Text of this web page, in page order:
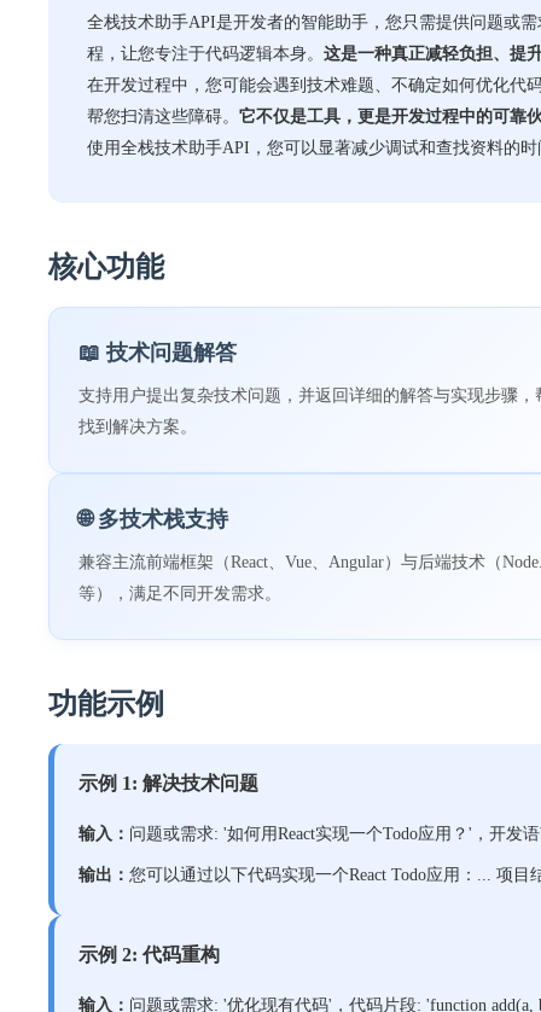
全栈技术助手API是开发者的智能助手，您只需提供问题或
程，让您专注于代码逻辑本身。 这是一种真正减轻负担、提
在开发过程中，您可能会遇到技术难题、不确定如何优化代
帮您扫清这些障碍。 它不仅是工具，更是开发过程中的可靠
使用全栈技术助手API，您可以显著减少调试和查找资料的
核心功能
📖 技术问题解答
支持用户提出复杂技术问题，并返回详细的解答与实现步骤，
找到解决方案。
🌐 多技术栈支持
兼容主流前端框架（React、Vue、Angular）与后端技术（
等），满足不同开发需求。
功能示例
示例 1: 解决技术问题
输入： 问题或需求: '如何用React实现一个Todo应用？'，开发
输出： 您可以通过以下代码实现一个React Todo应用：... 项目
示例 2: 代码重构
输入： 问题或需求: '优化现有代码'，代码片段: 'function